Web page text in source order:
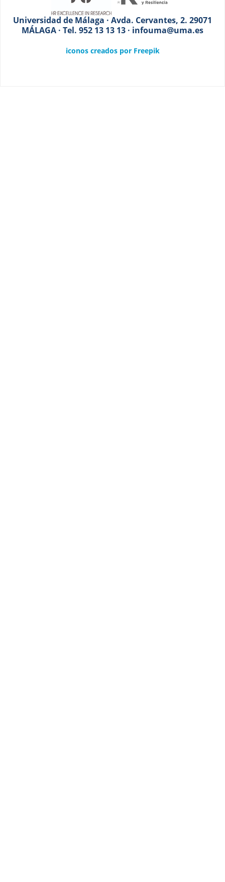
Universidad de Málaga · Avda. Cervantes, 2. 29071
MÁLAGA · Tel. 952 13 13 13 · infouma@uma.es
iconos creados por Freepik